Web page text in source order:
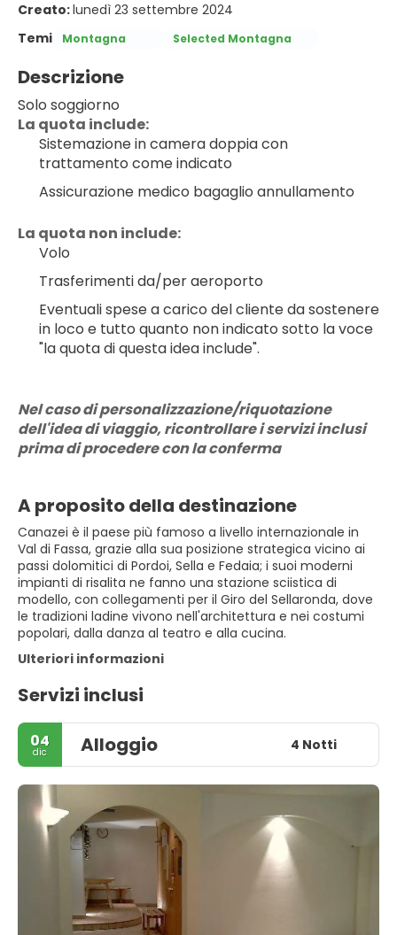
Creato:lunedì 23 settembre 2024
Temi
Montagna Selected Montagna
Descrizione
Solo soggiorno
La quota include:
Sistemazione in camera doppia con
trattamento come indicato
Assicurazione medico bagaglio annullamento
La quota non include:
Volo
Trasferimenti da/per aeroporto
Eventuali spese a carico del cliente da sostenere
in loco e tutto quanto non indicato sotto la voce
"la quota di questa idea include".
Nel caso di personalizzazione/riquotazione
dell'idea di viaggio, ricontrollare i servizi inclusi
prima di procedere con la conferma
A proposito della destinazione
Canazei è il paese più famoso a livello internazionale in
Val di Fassa, grazie alla sua posizione strategica vicino ai
passi dolomitici di Pordoi, Sella e Fedaia; i suoi moderni
impianti di risalita ne fanno una stazione sciistica di
modello, con collegamenti per il Giro del Sellaronda, dove
le tradizioni ladine vivono nell'architettura e nei costumi
popolari, dalla danza al teatro e alla cucina.
Ulteriori informazioni
Servizi inclusi
04
dic Alloggio 4 Notti